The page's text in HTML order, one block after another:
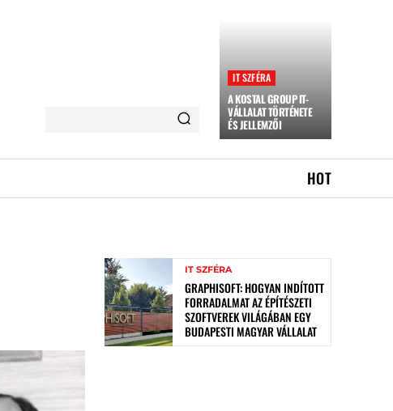
IT SZFÉRA
A KOSTAL GROUP IT-
VÁLLALAT TÖRTÉNETE
ÉS JELLEMZŐI
HOT
IT SZFÉRA
GRAPHISOFT: HOGYAN INDÍTOTT
FORRADALMAT AZ ÉPÍTÉSZETI
SZOFTVEREK VILÁGÁBAN EGY
BUDAPESTI MAGYAR VÁLLALAT